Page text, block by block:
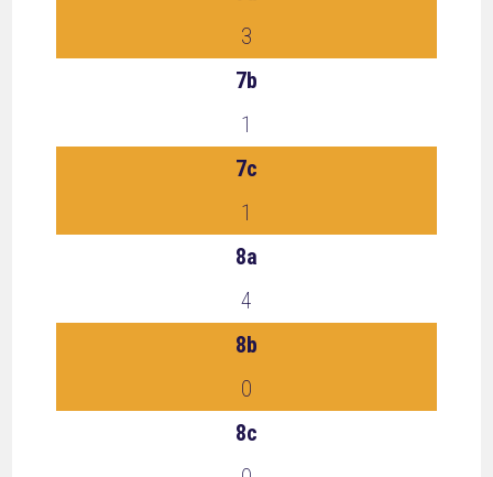
3
7b
1
7c
1
8a
4
8b
0
8c